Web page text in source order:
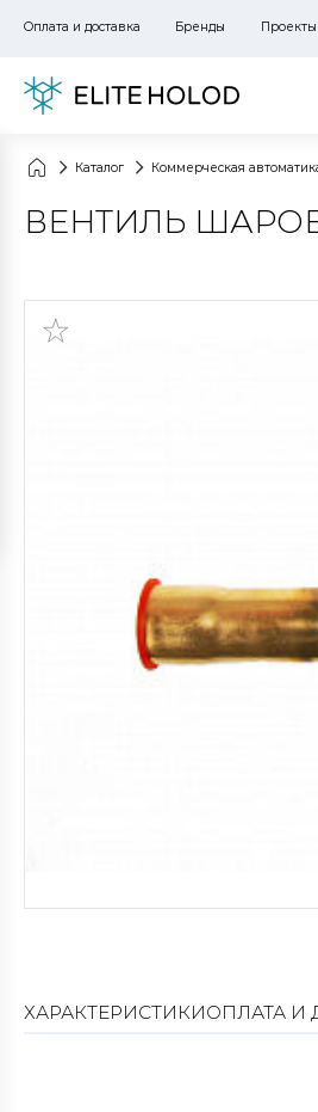
Оплата и доставка Бренды Проекты
Каталог Коммерческая
ВЕНТИЛЬ
ХАРАКТЕРИСТИКИОПЛАТА И